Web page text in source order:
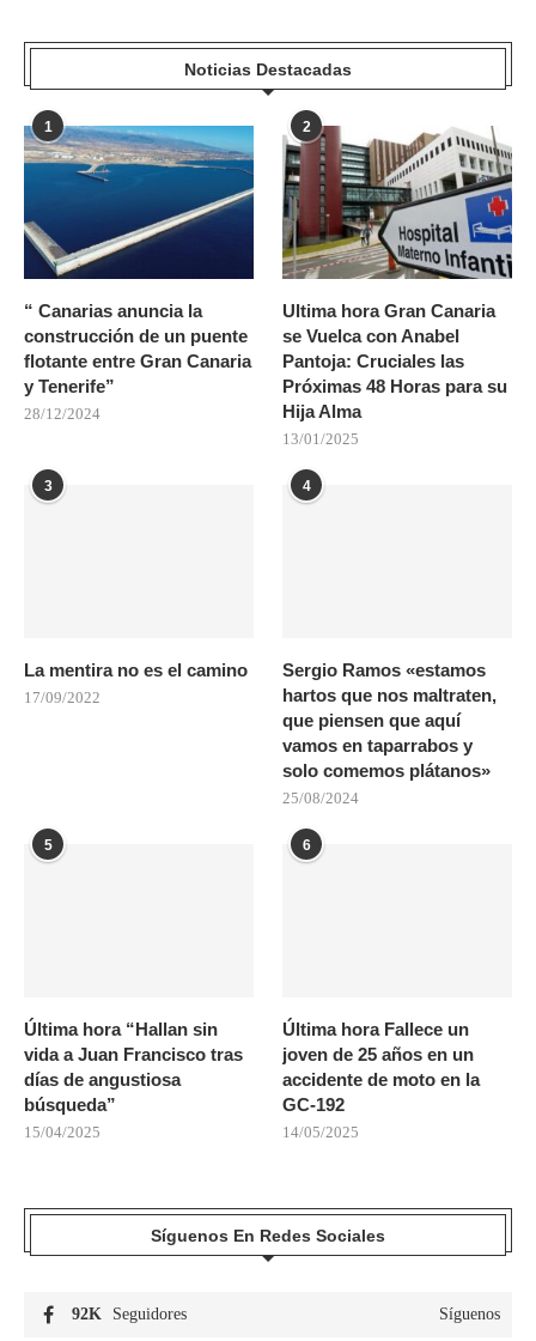
Noticias Destacadas
1
“ Canarias anuncia la
construcción de un puente
flotante entre Gran Canaria
y Tenerife”
28/12/2024
2
Ultima hora Gran Canaria
se Vuelca con Anabel
Pantoja: Cruciales las
Próximas 48 Horas para su
Hija Alma
13/01/2025
3
La mentira no es el camino
17/09/2022
4
Sergio Ramos «estamos
hartos que nos maltraten,
que piensen que aquí
vamos en taparrabos y
solo comemos plátanos»
25/08/2024
5
Última hora “Hallan sin
vida a Juan Francisco tras
días de angustiosa
búsqueda”
15/04/2025
6
Última hora Fallece un
joven de 25 años en un
accidente de moto en la
GC-192
14/05/2025
Síguenos En Redes Sociales
92K Seguidores Síguenos